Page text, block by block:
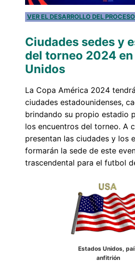
VER EL DESARROLLO DEL
Ciudades sedes y
del torneo 2024
Unidos
La Copa América 2024
ciudades estadounidenses,
brindando su propio estadio
los encuentros del torneo. A
presentan las ciudades y los
formarán la sede de este
trascendental para el futbol
Estados Unidos,
anfitrión